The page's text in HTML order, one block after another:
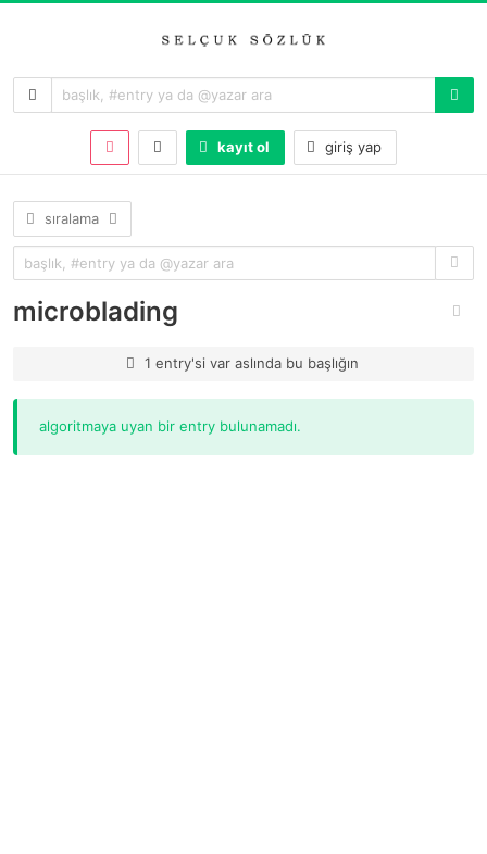
kayıt ol giriş yap
sıralama
microblading
1 entry'si var aslında bu başlığın
algoritmaya uyan bir entry bulunamadı.